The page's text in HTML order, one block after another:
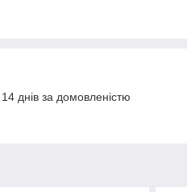
днів за домовленістю